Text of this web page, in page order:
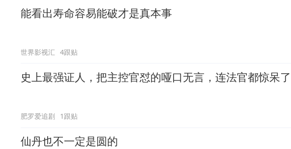
能看出寿命容易能破才是真本事
世界影视汇 4跟贴
史上最强证人，把主控官怼的哑口无言，连法官都惊呆了
肥罗爱追剧 1跟贴
仙丹也不一定是圆的